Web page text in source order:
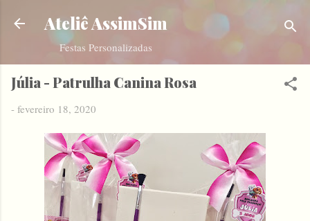
Pular para o conteúdo principal
Ateliê AssimSim
Festas Personalizadas
Júlia - Patrulha Canina Rosa
- fevereiro 18, 2020